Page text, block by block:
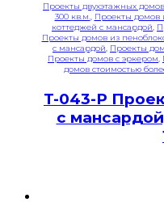
Проекты двухэтажных домов
300 кв.м., Проекты домов
коттеджей с мансардой,
Проекты домов из
с мансардой, Проекты
Проекты домов с эркером,
домов стоимостью
T-043-P
с